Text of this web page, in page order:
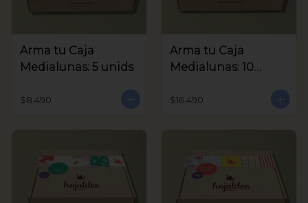
Arma tu Caja
Medialunas: 5 unids
$8.490
Arma tu Caja
Medialunas: 10
$16.490